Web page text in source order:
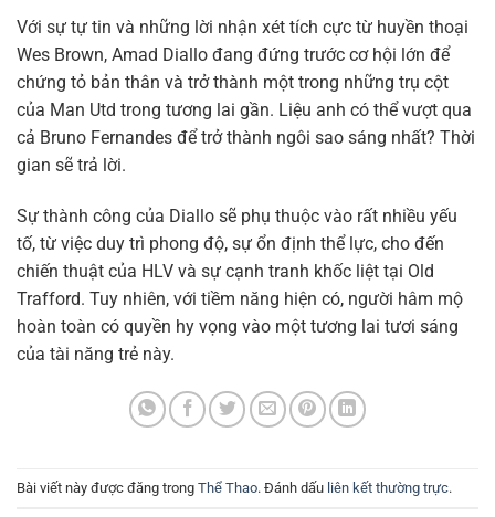
Với sự tự tin và những lời nhận xét tích cực từ huyền thoại
Wes Brown, Amad Diallo đang đứng trước cơ hội lớn để
chứng tỏ bản thân và trở thành một trong những trụ cột
của Man Utd trong tương lai gần. Liệu anh có thể vượt qua
cả Bruno Fernandes để trở thành ngôi sao sáng nhất? Thời
gian sẽ trả lời.
Sự thành công của Diallo sẽ phụ thuộc vào rất nhiều yếu
tố, từ việc duy trì phong độ, sự ổn định thể lực, cho đến
chiến thuật của HLV và sự cạnh tranh khốc liệt tại Old
Trafford. Tuy nhiên, với tiềm năng hiện có, người hâm mộ
hoàn toàn có quyền hy vọng vào một tương lai tươi sáng
của tài năng trẻ này.
Bài viết này được đăng trong Thể Thao. Đánh dấu liên kết thường trực.